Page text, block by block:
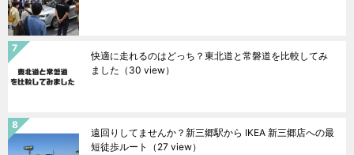
快適に走れるのはどっち？東北道と常磐道を比較してみ
ました （30 view）
遠回りしてませんか？新三郷駅から IKEA 新三郷店への最
短徒歩ルート
（27 view）